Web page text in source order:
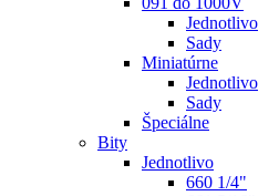
Jednotlivo
Sady
Miniatúrne
Jednotlivo
Sady
Špeciálne
Bity
Jednotlivo
660 1/4"